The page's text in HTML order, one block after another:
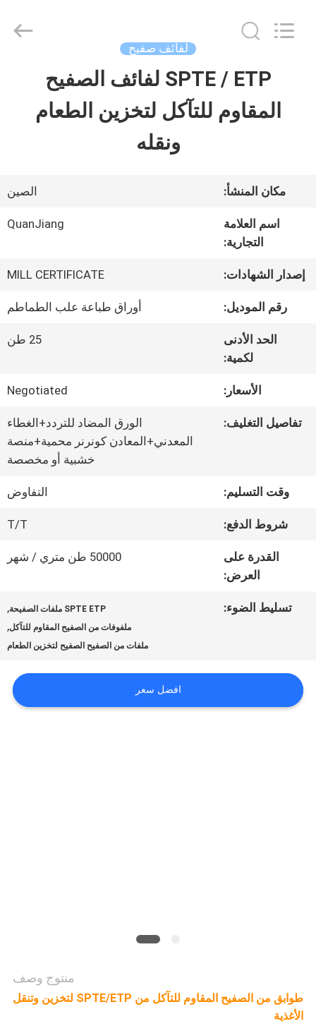
أشرطة
فيديو
معلومات
المعمل
جودة
اتصل
حالات
METAL
لفائف صفيح
SPTE / ETP لفائف الصفيح
المقاوم للتآكل لتخزين الطعام
ونقله
مكان المنشأ: الصين
اسم العلامة
التجارية:
QuanJiang
إصدار الشهادات: MILL CERTIFICATE
رقم الموديل: أوراق طباعة علب الطماطم
الحد الأدنى
لكمية:
25 طن
الأسعار: Negotiated
تفاصيل التغليف:
الورق المضاد للتردد+الغطاء
المعدني+المعادن كونرنر محمية+منصة
خشبية أو مخصصة
وقت التسليم: التفاوض
شروط الدفع: T/T
القدرة على
العرض:
50000 طن متري / شهر
تسليط الضوء: SPTE ETP ملفات الصفيحة ,
ملفوفات من الصفيح المقاوم للتآكل,
ملفات من الصفيح الصفيح لتخزين الطعام
افضل سعر
منتوج وصف
طوابق من الصفيح المقاوم للتآكل من SPTE/ETP لتخزين وتنقل
الأغذية